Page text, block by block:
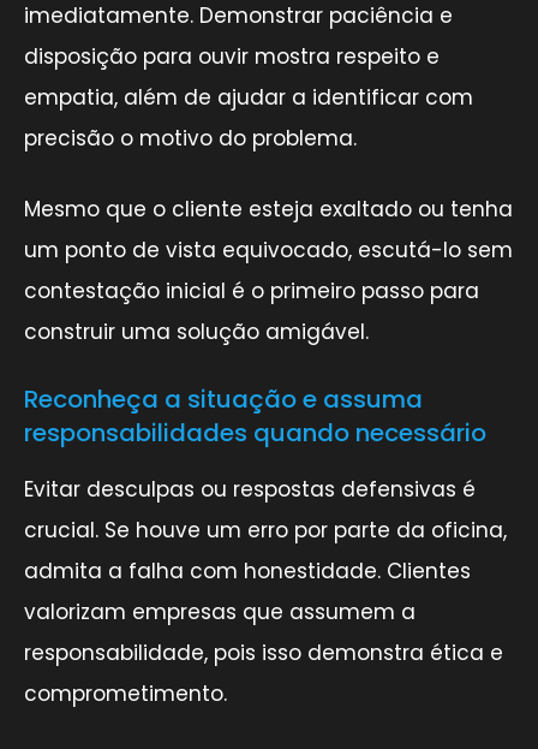
imediatamente. Demonstrar paciência e
disposição para ouvir mostra respeito e
empatia, além de ajudar a identificar com
precisão o motivo do problema.
Mesmo que o cliente esteja exaltado ou tenha
um ponto de vista equivocado, escutá-lo sem
contestação inicial é o primeiro passo para
construir uma solução amigável.
Reconheça a situação e assuma
responsabilidades quando necessário
Evitar desculpas ou respostas defensivas é
crucial. Se houve um erro por parte da oficina,
admita a falha com honestidade. Clientes
valorizam empresas que assumem a
responsabilidade, pois isso demonstra ética e
comprometimento.